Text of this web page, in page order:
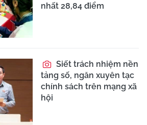
nhất 28,84 điểm
Siết trách nhiệm nền
tảng số, ngăn xuyên tạc
chính sách trên mạng xã
hội